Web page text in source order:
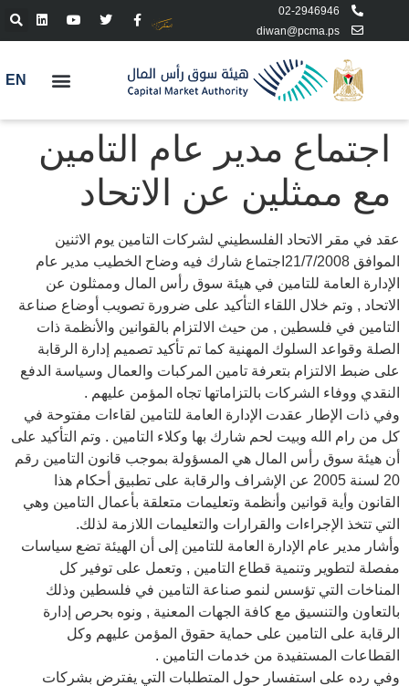
02-2946946
diwan@pcma.ps
EN
اجتماع مدير عام التامين
مع ممثلين عن الاتحاد
عقد في مقر الاتحاد الفلسطيني لشركات التامين يوم الاثنين
الموافق 21/7/2008اجتماع شارك فيه وضاح الخطيب مدير عام
الإدارة العامة للتامين في هيئة سوق رأس المال وممثلون عن
الاتحاد , وتم خلال اللقاء التأكيد على ضرورة تصويب أوضاع صناعة
التامين في فلسطين , من حيث الالتزام بالقوانين والأنظمة ذات
الصلة وقواعد السلوك المهنية كما تم تأكيد تصميم إدارة الرقابة
على ضبط الالتزام بتعرفة تامين المركبات والعمال وسياسة الدفع
النقدي ووفاء الشركات بالتزاماتها تجاه المؤمن عليهم .
وفي ذات الإطار عقدت الإدارة العامة للتامين لقاءات مفتوحة في
كل من رام الله وبيت لحم شارك بها وكلاء التامين . وتم التأكيد على
أن هيئة سوق رأس المال هي المسؤولة بموجب قانون التامين رقم
20 لسنة 2005 عن الإشراف والرقابة على تطبيق أحكام هذا
القانون وأية قوانين وأنظمة وتعليمات متعلقة بأعمال التامين وهي
التي تتخذ الإجراءات والقرارات والتعليمات اللازمة لذلك.
وأشار مدير عام الإدارة العامة للتامين إلى أن الهيئة تضع سياسات
مفصلة لتطوير وتنمية قطاع التامين , وتعمل على توفير كل
المناخات التي تؤسس لنمو صناعة التامين في فلسطين وذلك
بالتعاون والتنسيق مع كافة الجهات المعنية , ونوه بحرص إدارة
الرقابة على التامين على حماية حقوق المؤمن عليهم وكل
القطاعات المستفيدة من خدمات التامين .
وفي رده على استفسار حول المتطلبات التي يفترض بشركات